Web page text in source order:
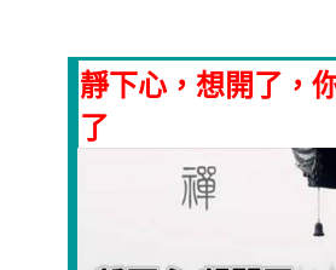
靜下心，想開了，
了